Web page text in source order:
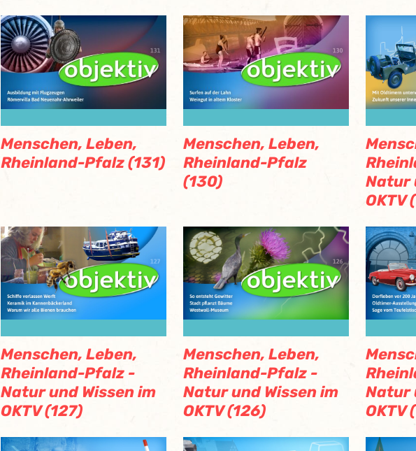
Menschen, Leben,
Rheinland-Pfalz (131)
Menschen, Leben,
Rheinland-Pfalz
(130)
Natur
OKTV
Menschen, Leben,
Rheinland-Pfalz -
Natur und Wissen im
OKTV (127)
Menschen, Leben,
Rheinland-Pfalz -
Natur und Wissen im
OKTV (126)
Natur
OKTV